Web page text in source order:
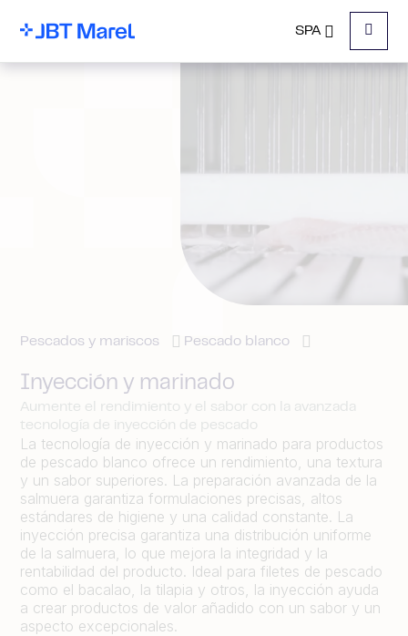
SPA
Menu
Pescados y mariscos Pescado blanco
Inyección y marinado
Aumente el rendimiento y el sabor con la avanzada
tecnología de inyección de pescado
La tecnología de inyección y marinado para productos
de pescado blanco ofrece un rendimiento, una textura
y un sabor superiores. La preparación avanzada de la
salmuera garantiza formulaciones precisas, altos
estándares de higiene y una calidad constante. La
inyección precisa garantiza una distribución uniforme
de la salmuera, lo que mejora la integridad y la
rentabilidad del producto. Ideal para filetes de pescado
como el bacalao, la tilapia y otros, la inyección ayuda
a crear productos de valor añadido con un sabor y un
aspecto excepcionales.